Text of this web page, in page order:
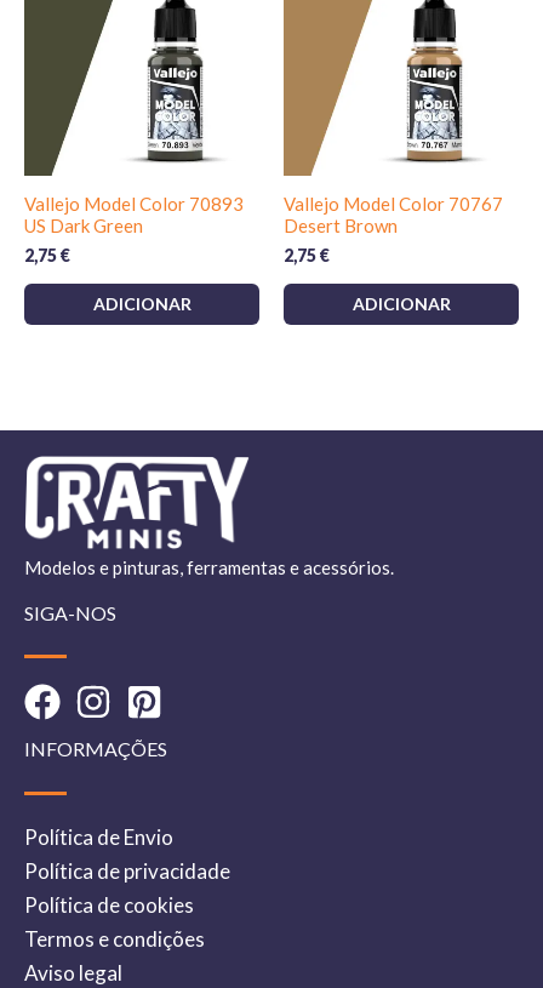
Vallejo Model Color 70893
US Dark Green
2,75€
ADICIONAR
Vallejo Model Color 70767
Desert Brown
2,75€
ADICIONAR
Modelos e pinturas, ferramentas e acessórios.
SIGA-NOS
INFORMAÇÕES
Política de Envio
Política de privacidade
Política de cookies
Termos e condições
Aviso legal